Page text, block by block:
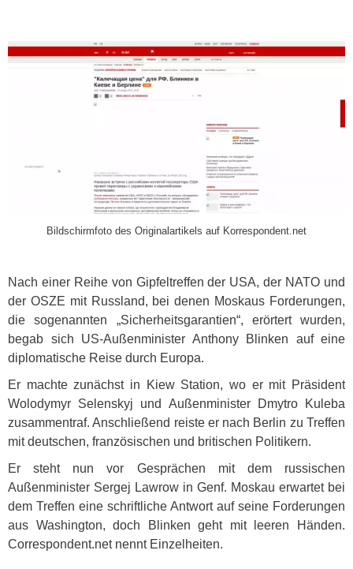
Bildschirmfoto des Originalartikels auf Korrespondent.net
Nach einer Reihe von Gipfeltreffen der USA, der NATO und
der OSZE mit Russland, bei denen Moskaus Forderungen,
die sogenannten „Sicherheitsgarantien“, erörtert wurden,
begab sich US-Außenminister Anthony Blinken auf eine
diplomatische Reise durch Europa.
Er machte zunächst in Kiew Station, wo er mit Präsident
Wolodymyr Selenskyj und Außenminister Dmytro Kuleba
zusammentraf. Anschließend reiste er nach Berlin zu Treffen
mit deutschen, französischen und britischen Politikern.
Er steht nun vor Gesprächen mit dem russischen
Außenminister Sergej Lawrow in Genf. Moskau erwartet bei
dem Treffen eine schriftliche Antwort auf seine Forderungen
aus Washington, doch Blinken geht mit leeren Händen.
Correspondent.net nennt Einzelheiten.